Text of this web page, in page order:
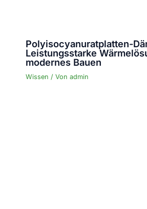
Polyisocyanuratplatten-
Leistungsstarke
modernes Bauen
Wissen / Von admin